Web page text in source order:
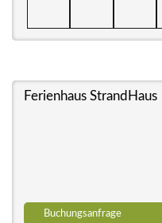
Ferienhaus StrandHaus
Buchungsanfrage